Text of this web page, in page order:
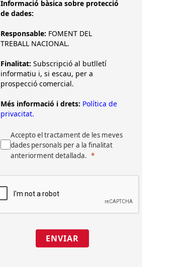
Informació bàsica sobre protecció
de dades:
Responsable: FOMENT DEL
TREBALL NACIONAL.
Finalitat: Subscripció al butlletí
informatiu i, si escau, per a
prospecció comercial.
Més informació i drets: Política de
privacitat.
Accepto el tractament de les meves
dades personals per a la finalitat
anteriorment detallada.
ENVIAR